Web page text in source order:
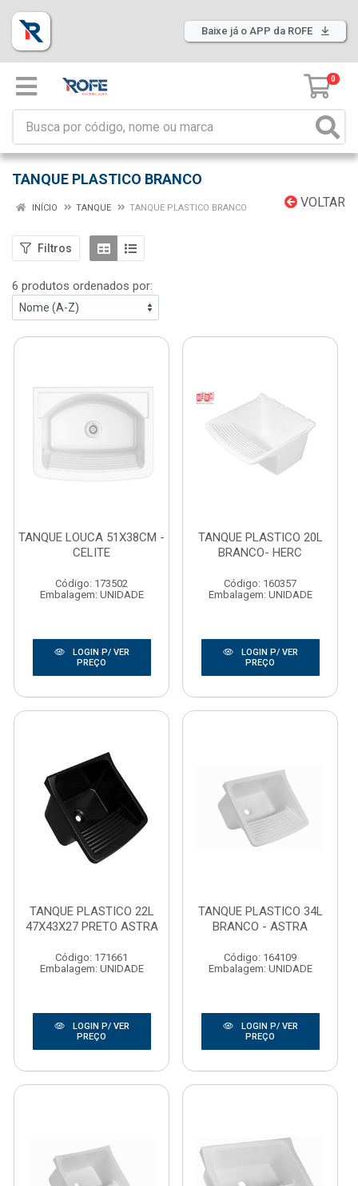
Baixe já o APP da ROFE
0
TANQUE PLASTICO BRANCO
VOLTAR
INÍCIO TANQUE TANQUE PLASTICO BRANCO
Filtros
6 produtos ordenados por:
TANQUE LOUCA 51X38CM -
CELITE
Código: 173502
Embalagem: UNIDADE
LOGIN P/ VER
PREÇO
TANQUE PLASTICO 20L
BRANCO- HERC
Código: 160357
Embalagem: UNIDADE
LOGIN P/ VER
PREÇO
TANQUE PLASTICO 22L
47X43X27 PRETO ASTRA
Código: 171661
Embalagem: UNIDADE
LOGIN P/ VER
PREÇO
TANQUE PLASTICO 34L
BRANCO - ASTRA
Código: 164109
Embalagem: UNIDADE
LOGIN P/ VER
PREÇO